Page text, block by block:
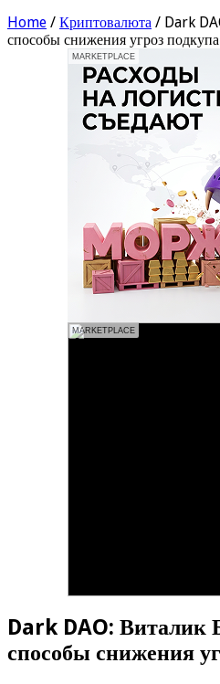
Home / Криптовалюта / Dark
способы снижения угроз подкупа
MARKETPLACE
MARKETPLACE
Dark DAO: Виталик
способы снижения